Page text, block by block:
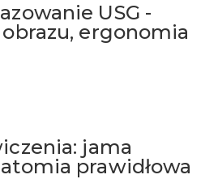
USG -
ergonomia
jama
prawidłowa